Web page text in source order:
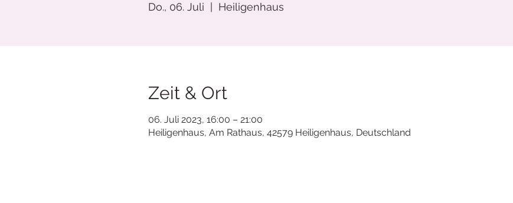
Do., 06. Juli Heiligenhaus
Zeit & Ort
06. Juli 2023, 16:00 – 21:00
Heiligenhaus, Am Rathaus, 42579 Heiligenhaus, Deutschland